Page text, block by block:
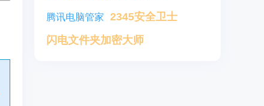
腾讯电脑管家
2345安全卫士
闪电文件夹加密大师